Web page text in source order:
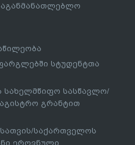
სტუდენტთა
სახელმწიფო სასწავლო/
გრანტით
საქართველოს
ეროვნული